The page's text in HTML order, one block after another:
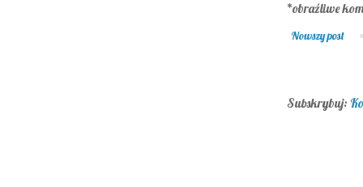
*obraźliwe
Nowszy post
Subskrybuj: